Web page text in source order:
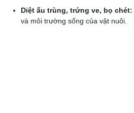
Diệt ấu trùng, trứng ve, bọ chét:
và môi trường sống của vật nuôi.